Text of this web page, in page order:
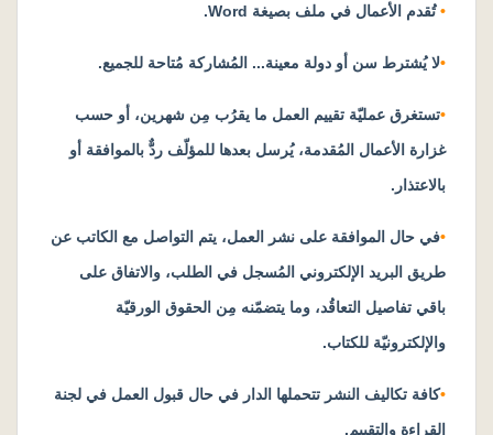
• تُقدم الأعمال في ملف بصيغة Word
.
•لا يُشترط سن أو دولة معينة... المُشاركة مُتاحة للجميع.
•تستغرق عمليّة تقييم العمل ما يقرُب مِن شهرين، أو حسب
غزارة الأعمال المُقدمة، يُرسل بعدها للمؤلّف ردٌّ بالموافقة أو
بالاعتذار .
•في حال الموافقة على نشر العمل، يتم التواصل مع الكاتب عن
طريق البريد الإلكتروني المُسجل في الطلب، والاتفاق على
باقي تفاصيل التعاقُد، وما يتضمّنه مِن الحقوق الورقيّة
والإلكترونيّة للكتاب.
•كافة تكاليف النشر تتحملها الدار في حال قبول العمل في لجنة
القراءة والتقييم.